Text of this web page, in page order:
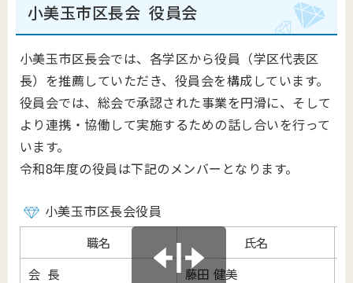
小美玉市区長会 役員会
小美玉市区長会では、各学区から役員（学区代表区
長）を推薦していただき、役員会を構成しています。
役員会では、総会で承認された事業を円滑に、そして
より連携・協働して実施するための話し合いを行って
います。
令和8年度の役員は下記のメンバーとなります。
小美玉市区長会役員
職名
氏名
会 長
藤田 健美